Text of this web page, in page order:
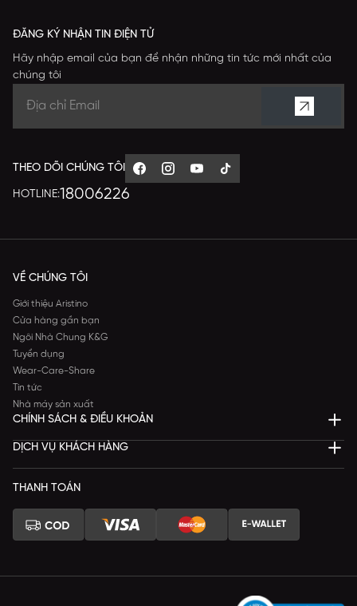
ĐĂNG KÝ NHẬN TIN ĐIỆN TỬ
Hãy nhập email của bạn để nhận những tin tức mới nhất của
chúng tôi
THEO DÕI CHÚNG TÔI
HOTLINE:18006226
VỀ CHÚNG TÔI
Giới thiệu Aristino
Cửa hàng gần bạn
Ngôi Nhà Chung K&G
Tuyển dụng
Wear-Care-Share
Tin tức
Nhà máy sản xuất
CHÍNH SÁCH & ĐIỀU KHOẢN
DỊCH VỤ KHÁCH HÀNG
THANH TOÁN